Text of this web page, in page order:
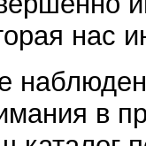
нас
в